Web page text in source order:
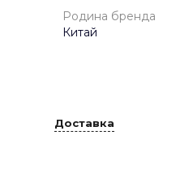
Родина бренда
Китай
Доставка